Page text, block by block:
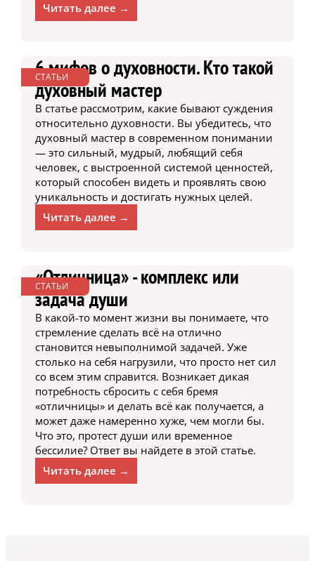
Читать далее →
СТАТЬИ
6 мифов о духовности. Кто такой
духовный мастер
В статье рассмотрим, какие бывают суждения
относительно духовности. Вы убедитесь, что
духовный мастер в современном понимании
— это сильный, мудрый, любящий себя
человек, с выстроенной системой ценностей,
который способен видеть и проявлять свою
уникальность и достигать нужных целей.
Читать далее →
СТАТЬИ
«Отличница» - комплекс или
задача души
В какой-то момент жизни вы понимаете, что
стремление сделать всё на отлично
становится невыполнимой задачей. Уже
столько на себя нагрузили, что просто нет сил
со всем этим справится. Возникает дикая
потребность сбросить с себя бремя
«отличницы» и делать всё как получается, а
может даже намеренно хуже, чем могли бы.
Что это, протест души или временное
бессилие? Ответ вы найдете в этой статье.
Читать далее →